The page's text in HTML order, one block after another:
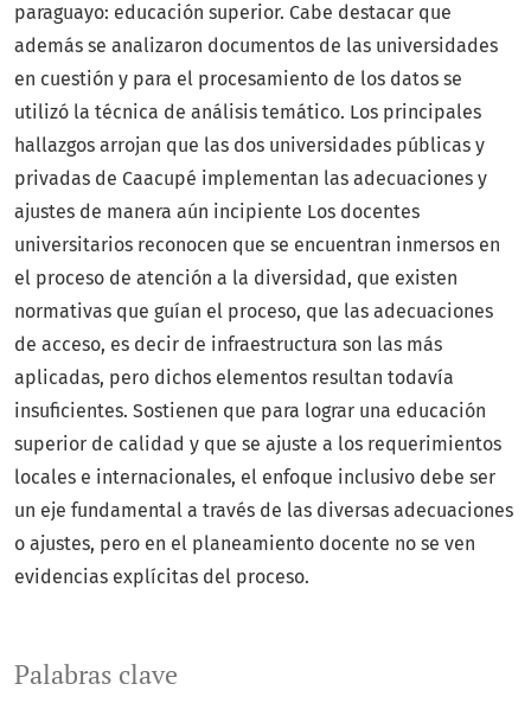
Palabras clave
paraguayo: educación superior. Cabe destacar que
además se analizaron documentos de las universidades
en cuestión y para el procesamiento de los datos se
utilizó la técnica de análisis temático. Los principales
hallazgos arrojan que las dos universidades públicas y
privadas de Caacupé implementan las adecuaciones y
ajustes de manera aún incipiente Los docentes
universitarios reconocen que se encuentran inmersos en
el proceso de atención a la diversidad, que existen
normativas que guían el proceso, que las adecuaciones
de acceso, es decir de infraestructura son las más
aplicadas, pero dichos elementos resultan todavía
insuficientes. Sostienen que para lograr una educación
superior de calidad y que se ajuste a los requerimientos
locales e internacionales, el enfoque inclusivo debe ser
un eje fundamental a través de las diversas adecuaciones
o ajustes, pero en el planeamiento docente no se ven
evidencias explícitas del proceso.